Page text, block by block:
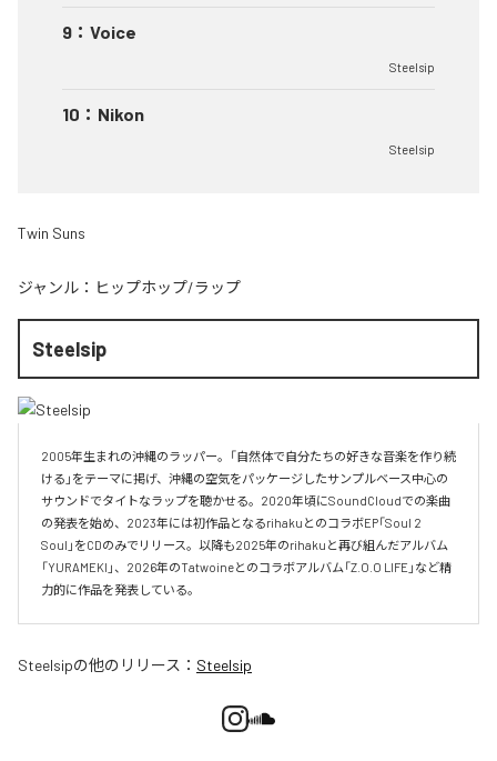
9 ： Voice
Steelsip
10 ： Nikon
Steelsip
Twin Suns
ジャンル： ヒップホップ/ラップ
Steelsip
2005年生まれの沖縄のラッパー。「自然体で自分たちの好きな音楽を作り続
ける」をテーマに掲げ、沖縄の空気をパッケージしたサンプルベース中心の
サウンドでタイトなラップを聴かせる。2020年頃にSoundCloudでの楽曲
の発表を始め、2023年には初作品となるrihakuとのコラボEP「Soul 2
Soul」をCDのみでリリース。以降も2025年のrihakuと再び組んだアルバム
「YURAMEKI」、2026年のTatwoineとのコラボアルバム「Z.O.O LIFE」など精
力的に作品を発表している。
Steelsipの他のリリース： Steelsip